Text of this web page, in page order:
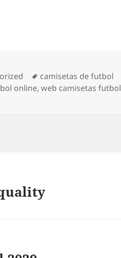
Etiquetas
camisetas de futbol
online,web camisetas futbol